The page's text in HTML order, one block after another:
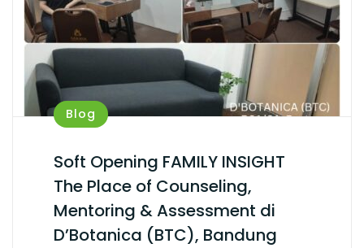
Blog
Soft Opening FAMILY INSIGHT
The Place of Counseling,
Mentoring & Assessment di
D’Botanica (BTC), Bandung